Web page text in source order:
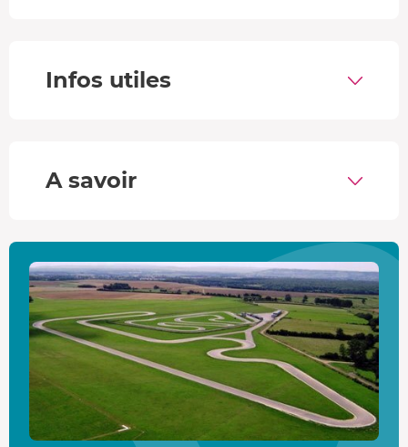
• Arrivé sur le circuit, vous découvrez l'équipe et votre
caractéristiques de la GT. Une fois les consignes de
sécurité abordées, le stage commence en pratique.
• Le pilote professionnel vous montre la piste. En tant que
passager dans un véhicule de reconnaissance, vous
effectuez 2 tours afin d'analyser virages et lignes droites.
• A vous de jouer ! Dans la Ferrari 488 GTB,
vous
conduisez sur les conseils du moniteuren co-pilote.
Infos utiles
A savoir